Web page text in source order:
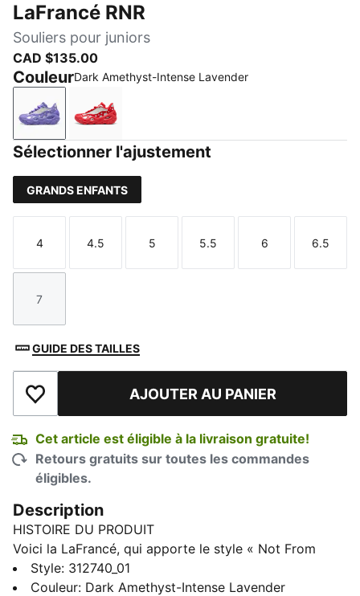
LaFrancé RNR
Souliers pour juniors
CAD $135.00
CouleurDark Amethyst-Intense Lavender
Dark Amethyst-Intense Lavender
For All Time Red-PUMA White
Sélectionner l'ajustement
GRANDS ENFANTS
Taille
4
Taille
4.5
Taille
5
Taille
5.5
Taille
6
Taille
6.5
Taille
7
GUIDE DES TAILLES
Ajouter à la liste de souhaits
AJOUTER AU PANIER
Cet article est éligible à la livraison gratuite!
Retours gratuits sur toutes les commandes
éligibles.
Description
HISTOIRE DU PRODUIT
Voici la LaFrancé, qui apporte le style « Not From
Here » de LaMelo Ball à notre nouveau modèle hors
terrain. Avec une silhouette inspirée de la course à
Style: 312740_01
Couleur: Dark Amethyst-Intense Lavender